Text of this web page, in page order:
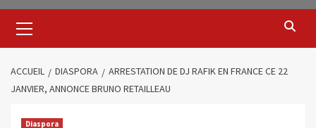
ACCUEIL DIASPORA
ARRESTATION DE DJ RAFIK EN FRANCE CE 22
JANVIER, ANNONCE BRUNO RETAILLEAU
Diaspora